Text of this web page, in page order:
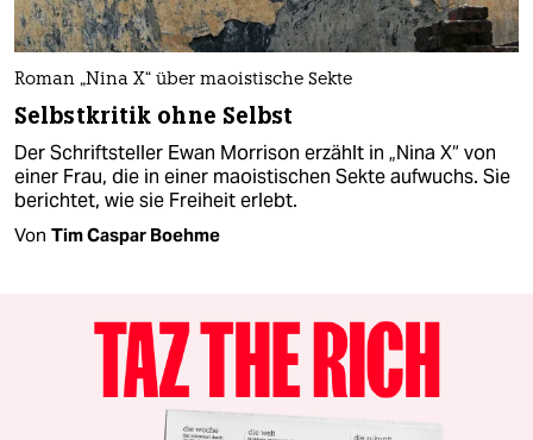
Roman „Nina X“ über maoistische Sekte
Selbstkritik ohne Selbst
Der Schriftsteller Ewan Morrison erzählt in „Nina X“ von
einer Frau, die in einer maoistischen Sekte aufwuchs. Sie
berichtet, wie sie Freiheit erlebt.
Von Tim Caspar Boehme